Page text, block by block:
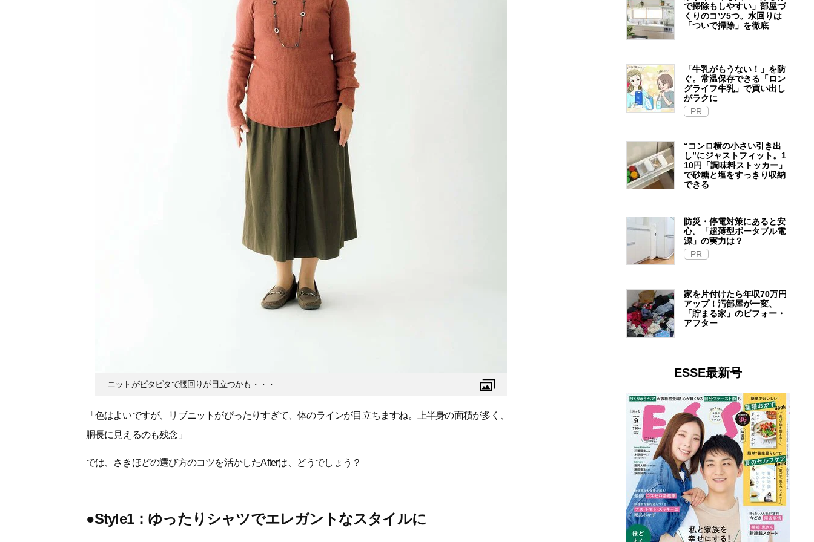
ニットがピタピタで腰回りが目立つかも・・・
「色はよいですが、リブニットがぴったりすぎて、体のラインが目立ちますね。上半身の面積が多く、
胴長に見えるのも残念」
では、さきほどの選び方のコツを活かしたAfterは、どうでしょう？
●Style1：ゆったりシャツでエレガントなスタイルに
で掃除もしやすい」部屋づ
くりのコツ5つ。水回りは
「ついで掃除」を徹底
「牛乳がもうない！」を防
ぐ。常温保存できる「ロン
グライフ牛乳」で買い出し
がラクに
PR
“コンロ横の小さい引き出
し”にジャストフィット。1
10円「調味料ストッカー」
で砂糖と塩をすっきり収納
できる
防災・停電対策にあると安
心。「超薄型ポータブル電
源」の実力は？​
PR
家を片付けたら年収70万円
アップ！汚部屋が一変、
「貯まる家」のビフォー・
アフター
ESSE最新号